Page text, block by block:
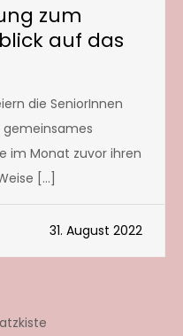
zum
auf das
die SeniorInnen
im Monat zuvor ihren
[…]
31. August 2022